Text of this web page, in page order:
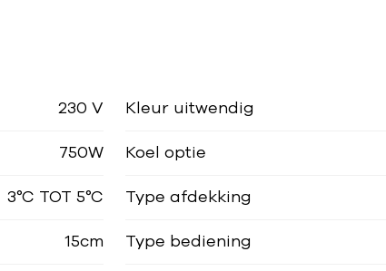
230 V
750W
3°C TOT 5°C
15cm
Kleur uitwendig
Koel optie
Type afdekking
Type bediening